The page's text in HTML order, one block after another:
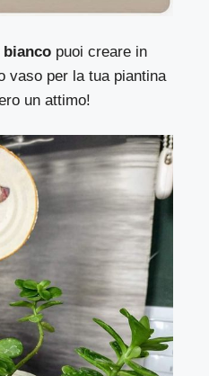
puoi creare in
vaso per la tua piantina
un attimo!